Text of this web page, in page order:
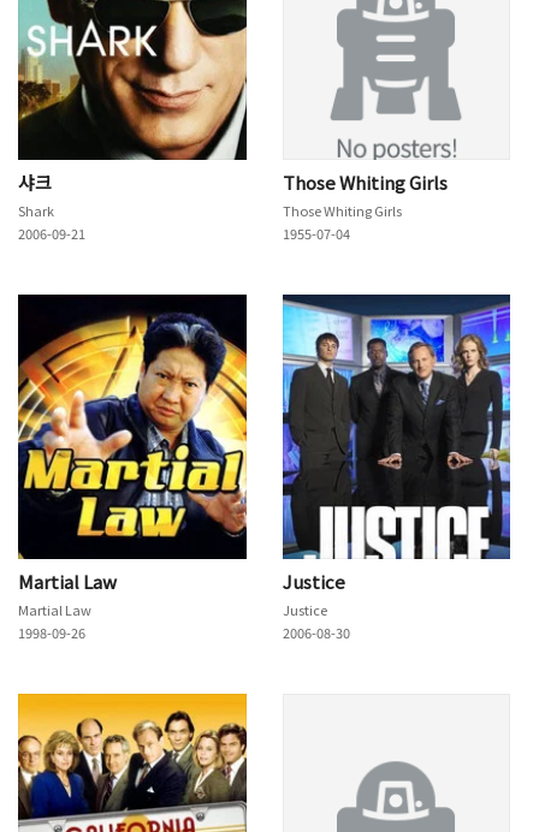
샤크
Shark
2006-09-21
Those Whiting Girls
Those Whiting Girls
1955-07-04
Martial Law
Martial Law
1998-09-26
Justice
Justice
2006-08-30